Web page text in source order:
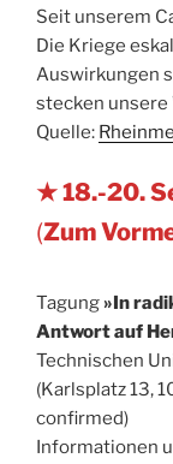
Seit unserem
Die Kriege
Auswirkungen
stecken unsere
Quelle:
★ 18.-20.
(Zum
Tagung »In
Antwort auf
Technischen
(Karlsplatz 13,
confirmed)
Informationen